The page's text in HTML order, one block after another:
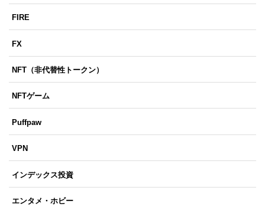
FIRE
FX
NFT（非代替性トークン）
NFTゲーム
Puffpaw
VPN
インデックス投資
エンタメ・ホビー